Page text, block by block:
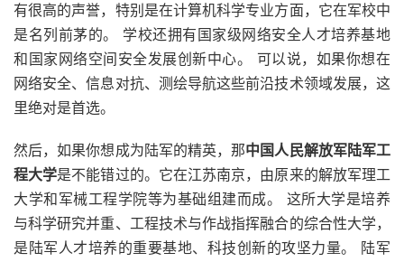
有很高的声誉，特别是在计算机科学专业方面，它在军校中
是名列前茅的。 学校还拥有国家级网络安全人才培养基地
和国家网络空间安全发展创新中心。 可以说，如果你想在
网络安全、信息对抗、测绘导航这些前沿技术领域发展，这
里绝对是首选。
然后，如果你想成为陆军的精英，那中国人民解放军陆军工
程大学是不能错过的。它在江苏南京，由原来的解放军理工
大学和军械工程学院等为基础组建而成。 这所大学是培养
与科学研究并重、工程技术与作战指挥融合的综合性大学，
是陆军人才培养的重要基地、科技创新的攻坚力量。 陆军